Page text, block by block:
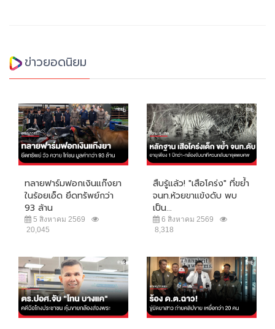
ข่าวยอดนิยม
ทลายฟาร์มฟอกเงินแก๊งยา
ในร้อยเอ็ด ยึดทรัพย์กว่า
93 ล้าน
5 สิงหาคม 2569
20,045
สืบรู้แล้ว! "เสือโคร่ง" ที่ขย้ำ
จนท.ห้วยขาแข้งดับ พบ
เป็น...
6 สิงหาคม 2569
8,318